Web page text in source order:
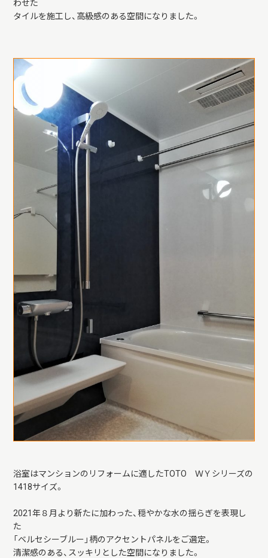
わせた
タイルを施工し、高級感のある空間になりました。
浴室はマンションのリフォームに適したTOTO ＷＹシリーズの
1418サイズ。
2021年８月より新たに加わった、穏やかな水の揺らぎを表現し
た
「ベルセシーブルー」柄のアクセントパネルをご選定。
清潔感のある、スッキリとした空間になりました。